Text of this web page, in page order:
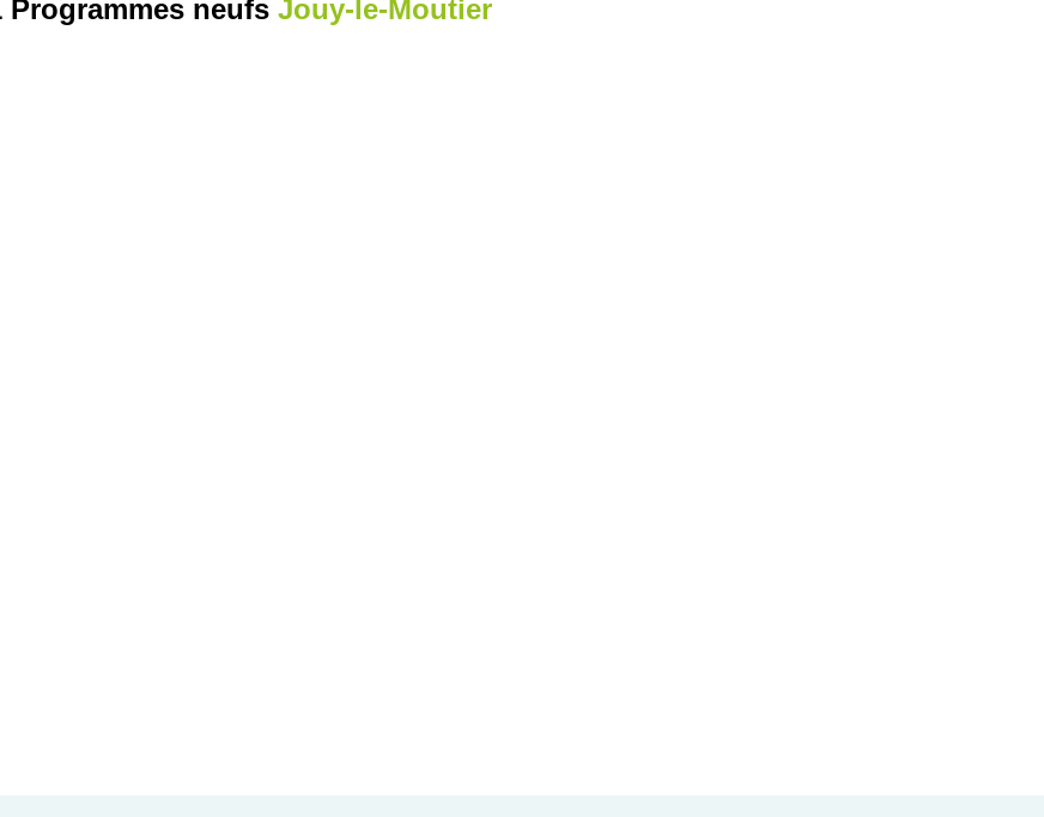
Programmes neufs Jouy-le-Moutier